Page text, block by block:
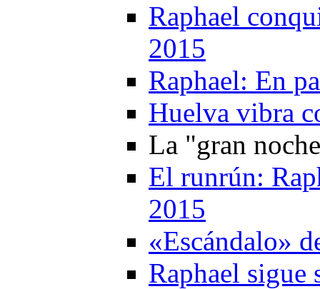
Raphael
2015
Raphael: En
Huelva vibra
La "gran
El runrún:
2015
«Escándalo»
Raphael sigue